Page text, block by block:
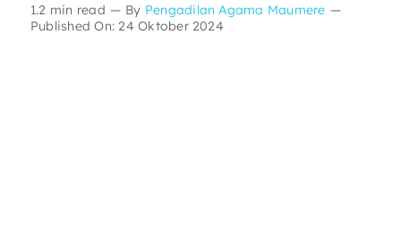
Publikasi
1.2 min read — By Pengadilan Agama Maumere —
Published On: 24 Oktober 2024